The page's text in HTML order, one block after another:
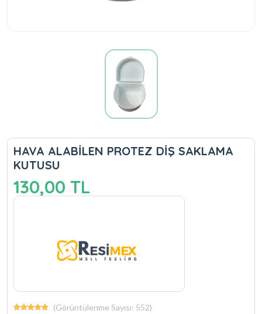
HAVA ALABİLEN PROTEZ DİŞ SAKLAMA
KUTUSU
130,00 TL
(Görüntülenme Sayısı: 552)